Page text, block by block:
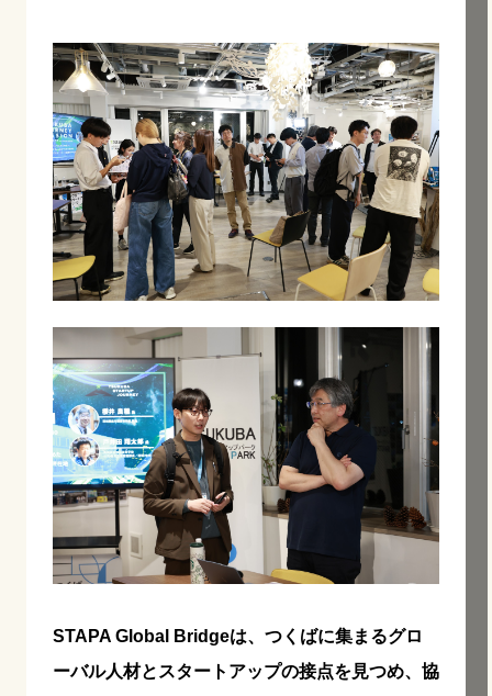
STAPA Global Bridgeは、つくばに集まるグロ
ーバル人材とスタートアップの接点を見つめ、協